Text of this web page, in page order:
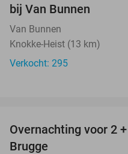
bij Van Bunnen
Van Bunnen
Knokke-Heist (13 km)
Verkocht: 295
Overnachting voor 2
Brugge